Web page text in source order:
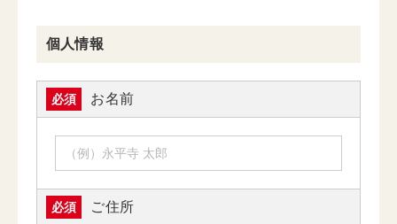
個人情報
必須 お名前
必須 ご住所